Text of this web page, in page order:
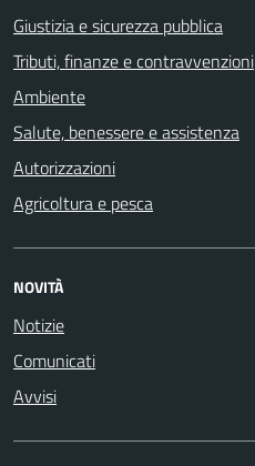
Giustizia e sicurezza pubblica
Tributi, finanze e contravvenzioni
Ambiente
Salute, benessere e assistenza
Autorizzazioni
Agricoltura e pesca
NOVITÀ
Notizie
Comunicati
Avvisi